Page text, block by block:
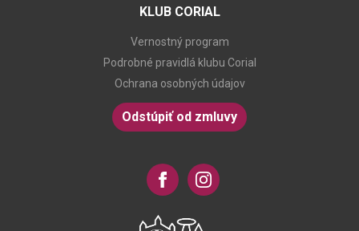
KLUB CORIAL
Vernostný program
Podrobné pravidlá klubu Corial
Ochrana osobných údajov
Odstúpiť od zmluvy